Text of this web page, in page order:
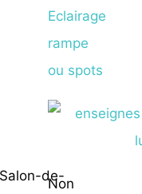
Eclairage
rampe
ou spots
Non
de-